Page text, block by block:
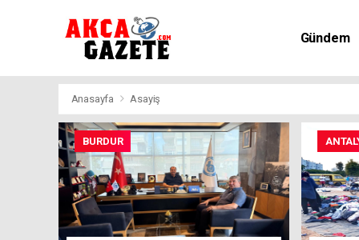
Gündem
Anasayfa Asayiş
BURDUR